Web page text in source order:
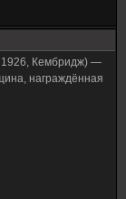
1926, Кембридж) —
награждённая